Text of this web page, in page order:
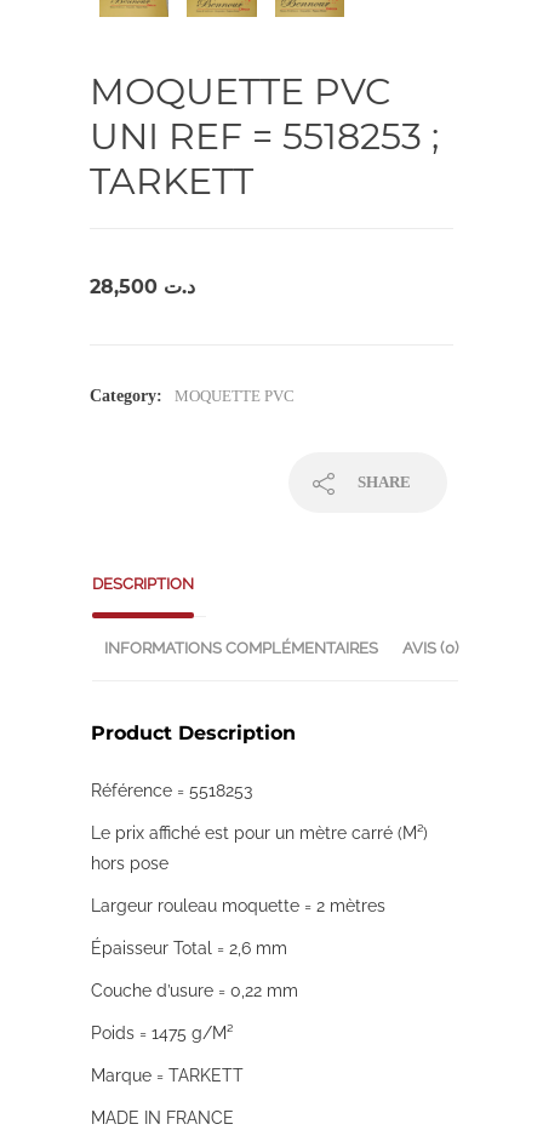
MOQUETTE PVC
UNI REF = 5518253 ;
TARKETT
د.ت
Category: MOQUETTE PVC
SHARE
DESCRIPTION
INFORMATIONS COMPLÉMENTAIRES AVIS (0)
Product Description
Référence = 5518253
Le prix affiché est pour un mètre carré (M²)
hors pose
Largeur rouleau moquette = 2 mètres
Épaisseur Total = 2,6 mm
Couche d’usure = 0,22 mm
Poids = 1475 g/M²
Marque = TARKETT
MADE IN FRANCE